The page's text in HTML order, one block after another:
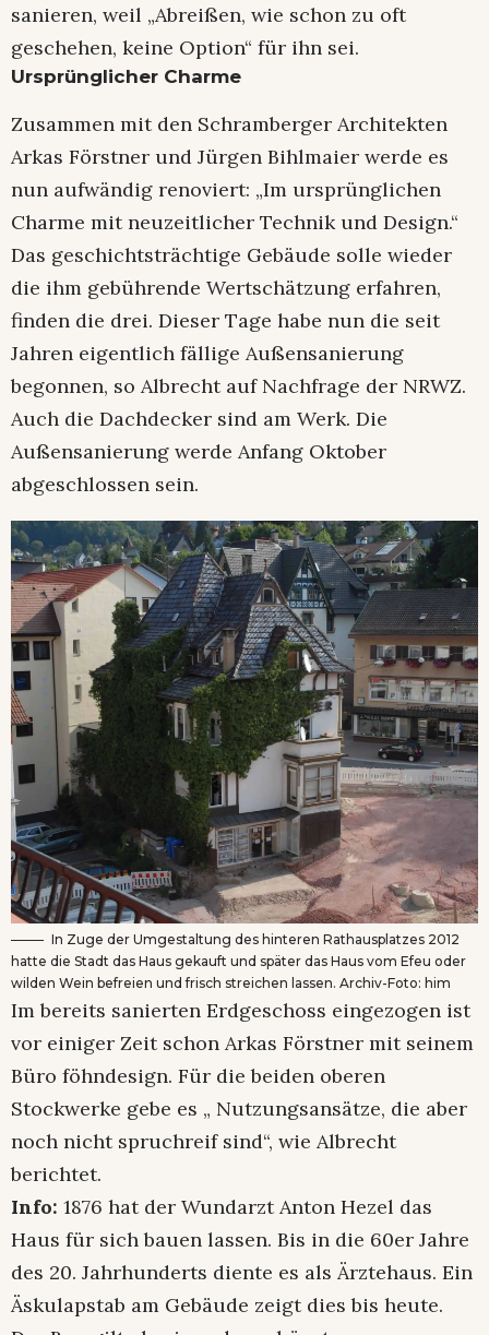
sanieren, weil „Abreißen, wie schon zu oft
geschehen, keine Option“ für ihn sei.
Ursprünglicher Charme
Zusammen mit den Schramberger Architekten
Arkas Förstner und Jürgen Bihlmaier werde es
nun aufwändig renoviert: „Im ursprünglichen
Charme mit neuzeitlicher Technik und Design.“
Das geschichtsträchtige Gebäude solle wieder
die ihm gebührende Wertschätzung erfahren,
finden die drei. Dieser Tage habe nun die seit
Jahren eigentlich fällige Außensanierung
begonnen, so Albrecht auf Nachfrage der NRWZ.
Auch die Dachdecker sind am Werk. Die
Außensanierung werde Anfang Oktober
abgeschlossen sein.
In Zuge der Umgestaltung des hinteren Rathausplatzes 2012
hatte die Stadt das Haus gekauft und später das Haus vom Efeu oder
wilden Wein befreien und frisch streichen lassen. Archiv-Foto: him
Im bereits sanierten Erdgeschoss eingezogen ist
vor einiger Zeit schon Arkas Förstner mit seinem
Büro föhndesign. Für die beiden oberen
Stockwerke gebe es „ Nutzungsansätze, die aber
noch nicht spruchreif sind“, wie Albrecht
berichtet.
Info: 1876 hat der Wundarzt Anton Hezel das
Haus für sich bauen lassen. Bis in die 60er Jahre
des 20. Jahrhunderts diente es als Ärztehaus. Ein
Äskulapstab am Gebäude zeigt dies bis heute.